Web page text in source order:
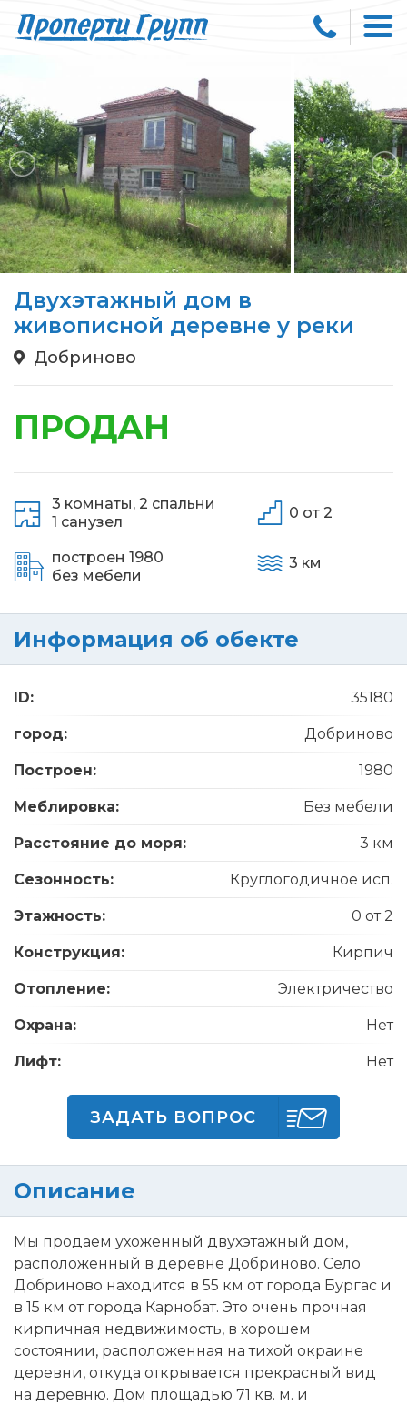
Двухэтажный дом в
живописной деревне у реки
Добриново
ПРОДАН
3 комнаты, 2 спальни
1 санузел
построен 1980
без мебели
0 от 2
3 км
Информация об обекте
ID: 35180
город: Добриново
Построен: 1980
Меблировка: Без мебели
Расстояние до моря: 3 км
Сезонность: Круглогодичное исп.
Этажность: 0 от 2
Конструкция: Кирпич
Отопление: Электричество
Охрана: Нет
Лифт: Нет
ЗАДАТЬ ВОПРОС
Описание
Мы продаем ухоженный двухэтажный дом,
расположенный в деревне Добриново. Село
Добриново находится в 55 км от города Бургас и
в 15 км от города Карнобат. Это очень прочная
кирпичная недвижимость, в хорошем
состоянии, расположенная на тихой окраине
деревни, откуда открывается прекрасный вид
на деревню. Дом площадью 71 кв. м. и